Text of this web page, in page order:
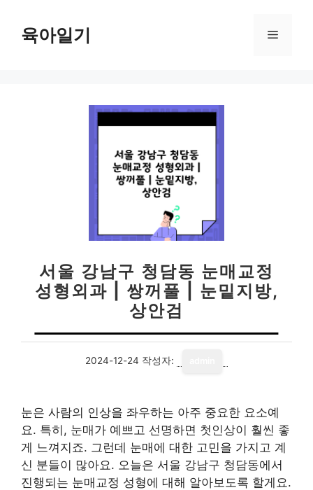
육아일기 메
서울 강남구 청담동 눈매교정
성형외과 | 쌍꺼풀 | 눈밑지방,
상안검
2024-12-24 작성자:
눈은 사람의 인상을 좌우하는 아주 중요한 요소예
요. 특히, 눈매가 예쁘고 선명하면 첫인상이 훨씬 좋
게 느껴지죠. 그런데 눈매에 대한 고민을 가지고 계
신 분들이 많아요. 오늘은 서울 강남구 청담동에서
진행되는 눈매교정 성형에 대해 알아보도록 할게요.